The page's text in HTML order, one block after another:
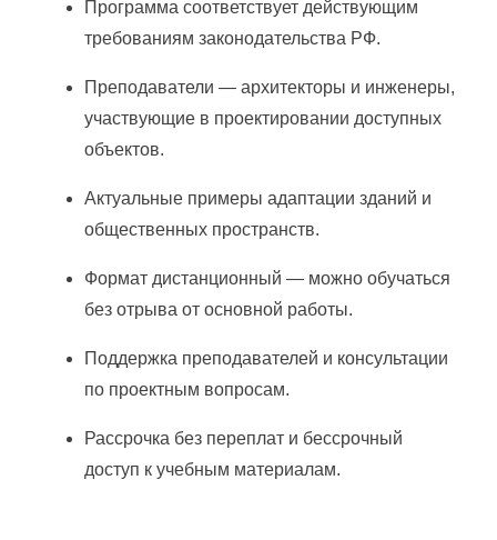
Программа соответствует действующим
требованиям законодательства РФ.
Преподаватели — архитекторы и инженеры,
участвующие в проектировании доступных
объектов.
Актуальные примеры адаптации зданий и
общественных пространств.
Формат дистанционный — можно обучаться
без отрыва от основной работы.
Поддержка преподавателей и консультации
по проектным вопросам.
Рассрочка без переплат и бессрочный
доступ к учебным материалам.